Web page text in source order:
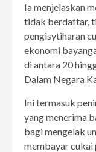
Ia menjelaskan
tidak berdaftar,
pengisytiharan
ekonomi
di antara 20
Dalam Negara
Ini termasuk
yang menerima
bagi mengelak
membayar cukai